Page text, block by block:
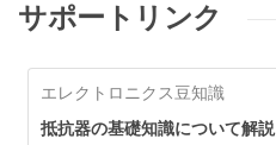
能力を拡充し、20年以上に
およぶ供給期間の設定により
長期安定供給を実現します。
MCRSシリーズ/MCRLシリーズ
は新汎用チップ抵抗器です。計画
し、20年以上におよぶ供給期間
の設定により車載を含めあらゆる
す。
サポートリンク
エレクトロニクス豆知識
抵抗器の基礎知識について解説